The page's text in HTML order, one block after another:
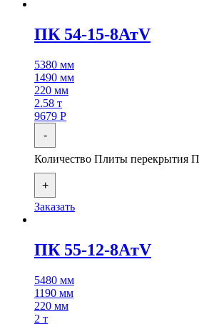
ПК 54-15-8АтV
5380 мм
1490 мм
220 мм
2.58 т
9679 Р
-
Количество Плиты перекрытия
+
Заказать
ПК 55-12-8AтV
5480 мм
1190 мм
220 мм
2 т